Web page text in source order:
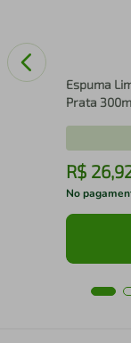
Espuma
Prata
R$ 26,
No